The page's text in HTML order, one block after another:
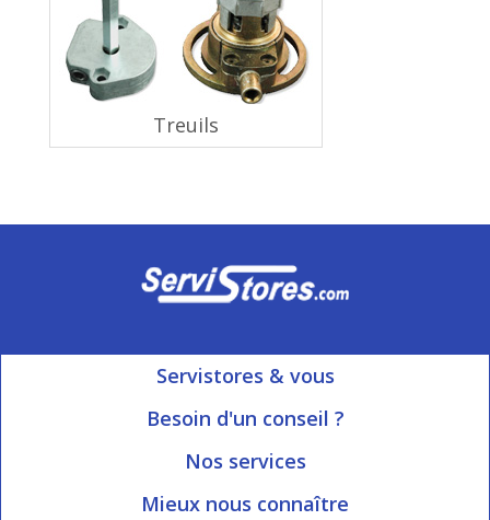
Treuils
Servistores & vous
Mon compte
Besoin d'un conseil ?
Ouvert du Lundi au Vendredi
Nos services
Informations livraison
Mieux nous connaître